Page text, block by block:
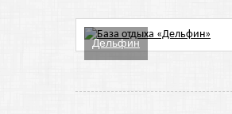
Дельфин